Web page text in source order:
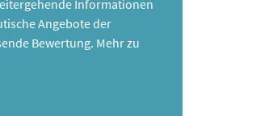
Informationen
Angebote der
Bewertung. Mehr zu